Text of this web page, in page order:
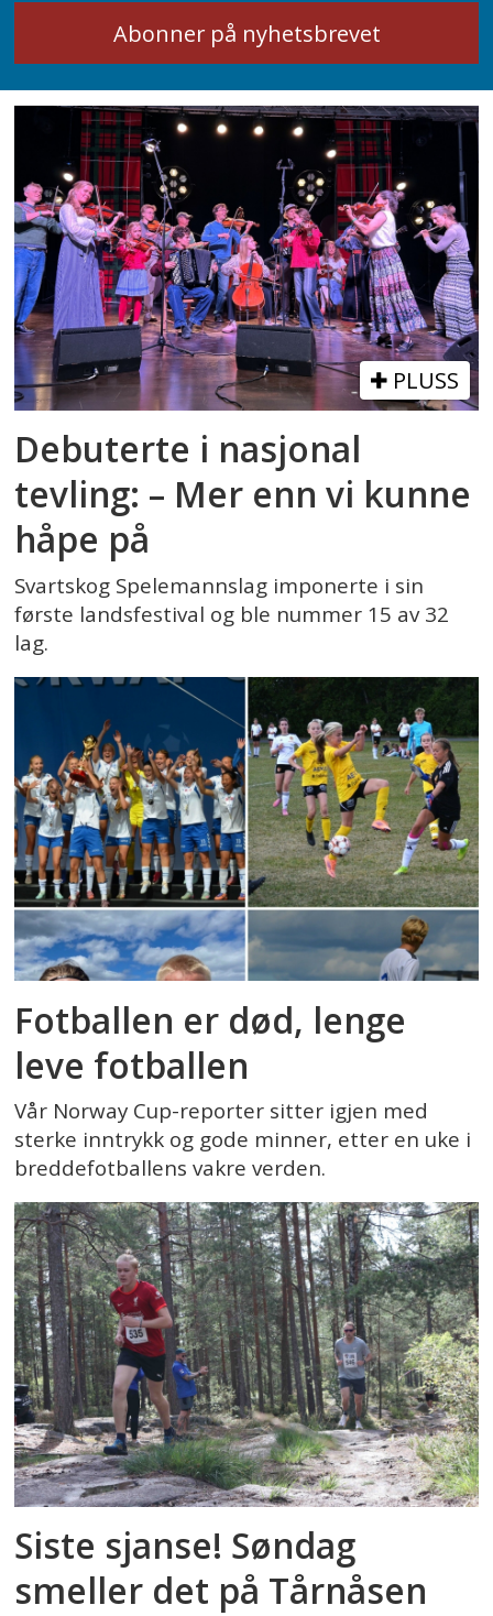
PLUSS
Debuterte i nasjonal
tevling: – Mer enn vi kunne
håpe på
Svartskog Spelemannslag imponerte i sin
første landsfestival og ble nummer 15 av 32
lag.
Fotballen er død, lenge
leve fotballen
Vår Norway Cup-reporter sitter igjen med
sterke inntrykk og gode minner, etter en uke i
breddefotballens vakre verden.
Siste sjanse! Søndag
smeller det på Tårnåsen